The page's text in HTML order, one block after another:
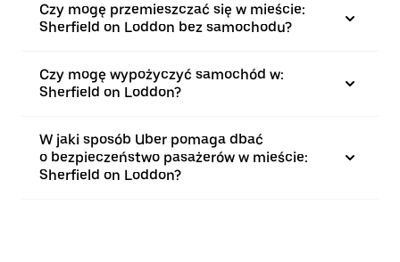
Czy mogę przemieszczać się w mieście:
Sherfield on Loddon bez samochodu?
Czy mogę wypożyczyć samochód w:
Sherfield on Loddon?
W jaki sposób Uber pomaga dbać
o bezpieczeństwo pasażerów w mieście:
Sherfield on Loddon?